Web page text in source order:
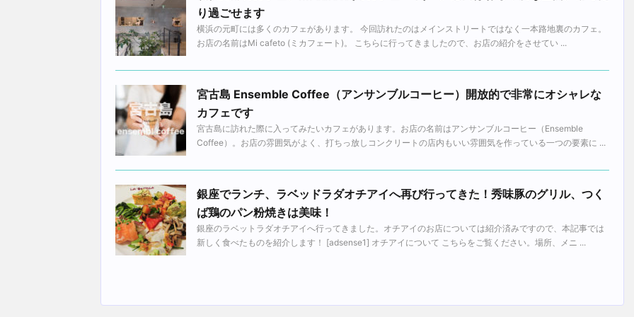
り過ごせます
横浜の元町には多くのカフェがあります。 今回訪れたのはメインストリートではなく一本路地裏のカフェ。
お店の名前はMi cafeto (ミカフェート)。 こちらに行ってきましたので、お店の紹介をさせてい ...
宮古島 Ensemble Coffee（アンサンブルコーヒー）開放的で非常にオシャレな
カフェです
宮古島に訪れた際に入ってみたいカフェがあります。お店の名前はアンサンブルコーヒー（Ensemble
Coffee）。お店の雰囲気がよく、打ちっ放しコンクリートの店内もいい雰囲気を作っている一つの要素に ...
銀座でランチ、ラベッドラダオチアイへ再び行ってきた！秀味豚のグリル、つく
ば鶏のパン粉焼きは美味！
銀座のラベットラダオチアイへ行ってきました。オチアイのお店については紹介済みですので、本記事では
新しく食べたものを紹介します！ [adsense1] オチアイについて こちらをご覧ください。場所、メニ ...